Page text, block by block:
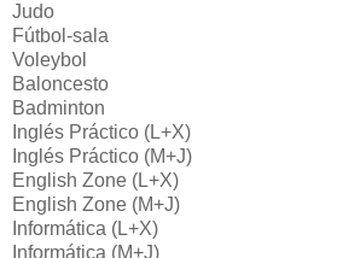
Judo
Fútbol-sala
Voleybol
Baloncesto
Badminton
Inglés Práctico (L+X)
Inglés Práctico (M+J)
English Zone (L+X)
English Zone (M+J)
Informática (L+X)
Informática (M+J)